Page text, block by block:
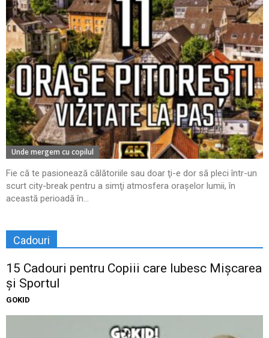
Unde mergem cu copilul
Fie că te pasionează călătoriile sau doar ţi-e dor să pleci într-un
scurt city-break pentru a simţi atmosfera oraşelor lumii, în
această perioadă în...
Cadouri
15 Cadouri pentru Copiii care Iubesc Mișcarea
și Sportul
GOKID